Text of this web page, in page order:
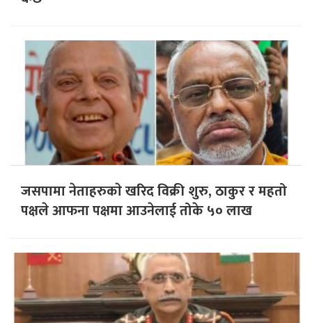
जसपामा नेताहरुकाे खरिद विक्री शुरु, ठाकुर र महतो
पक्षले आफना पक्षमा आउनेलाई तोके ५० लाख